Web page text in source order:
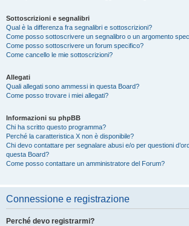
Sottoscrizioni e segnalibri
Qual è la differenza fra segnalibri e sottoscrizioni?
Come posso sottoscrivere un segnalibro o un argomento
Come posso sottoscrivere un forum specifico?
Come cancello le mie sottoscrizioni?
Allegati
Quali allegati sono ammessi in questa Board?
Come posso trovare i miei allegati?
Informazioni su phpBB
Chi ha scritto questo programma?
Perché la caratteristica X non è disponibile?
Chi devo contattare per segnalare abusi e/o per questioni
questa Board?
Come posso contattare un amministratore del Forum?
Connessione e registrazione
Perché devo registrarmi?